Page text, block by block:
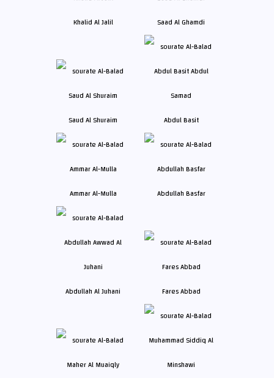
Khalid Al Jalil Saad Al Ghamdi
Saud Al Shuraim Abdul Basit
Ammar Al-Mulla Abdullah Basfar
Abdullah Al Juhani Fares Abbad